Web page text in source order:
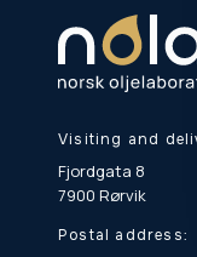
Visiting and
Fjordgata 8
7900 Rørvik
Postal address: